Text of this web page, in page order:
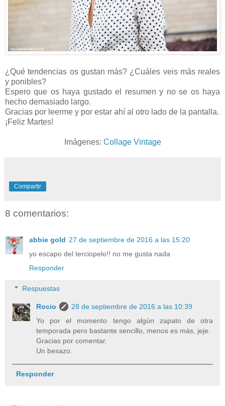
¿Qué tendencias os gustan más? ¿Cuáles veis más reales
y ponibles?
Espero que os haya gustado el resumen y no se os haya
hecho demasiado largo.
Gracias por leerme y por estar ahí al otro lado de la pantalla.
¡Feliz Martes!
Imágenes: Collage Vintage
Compartir
8 comentarios:
abbie gold 27 de septiembre de 2016 a las 15:20
yo escapo del terciopelo!! no me gusta nada
Responder
Respuestas
Rocio
28 de septiembre de 2016 a las 10:39
Yo por el momento tengo algún zapato de otra
temporada pero bastante sencillo, menos es más, jeje.
Gracias por comentar.
Un besazo.
Responder